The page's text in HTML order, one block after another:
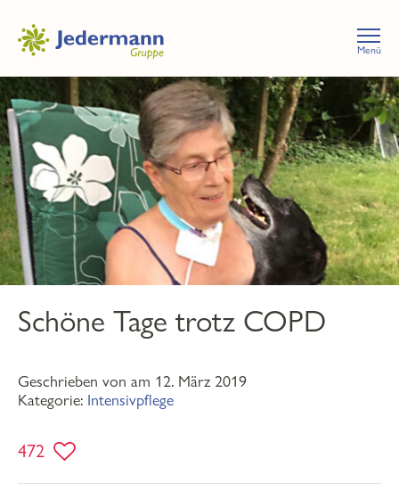
Menü
Schöne Tage trotz COPD
Geschrieben von am 12. März 2019
Kategorie: Intensivpflege
472